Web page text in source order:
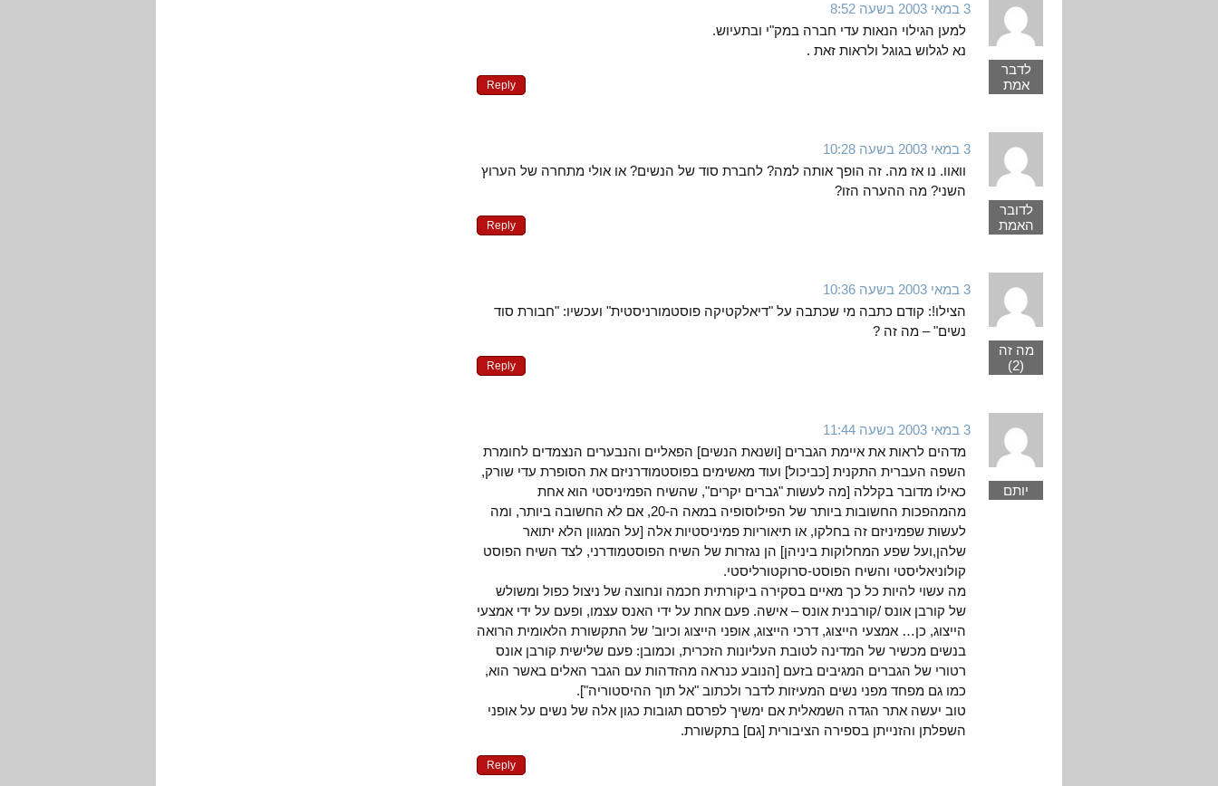
לדבר
אמת
3 במאי 2003 בשעה 8:52
למען הגילוי הנאות עדי חברה במק"י ובתעיוש.
נא לגלוש בגוגל ולראות זאת .
Reply
לדובר
האמת
3 במאי 2003 בשעה 10:28
וואוו. נו אז מה. זה הופך אותה למה? לחברת סוד של הנשים? או אולי מתחרה של הערוץ
השני? מה ההערה הזו?
Reply
מה זה
(2)
3 במאי 2003 בשעה 10:36
הצילו!: קודם כתבה מי שכתבה על "דיאלקטיקה פוסטמורניסטית" ועכשיו: "חבורת סוד
נשים" – מה זה ?
Reply
יותם
3 במאי 2003 בשעה 11:44
מדהים לראות את איימת הגברים [ושנאת הנשים] הפאליים והנבערים הנצמדים לחומרת
השפה העברית התקנית [כביכול] ועוד מאשימים בפוסטמודרניזם את הסופרת עדי שורק,
כאילו מדובר בקללה [מה לעשות "גברים יקרים", שהשיח הפמיניסטי הוא אחת
מהמהפכות החשובות ביותר של הפילוסופיה במאה ה-20, אם לא החשובה ביותר, ומה
לעשות שפמיניזם זה בחלקו, או תיאוריות פמיניסטיות אלה [על המגוון הלא יתואר
שלהן,ועל שפע המחלוקות ביניהן] הן נגזרות של השיח הפוסטמודרני, לצד השיח הפוסט
קולוניאליסטי והשיח הפוסט-סרוקטורליסטי.
מה עשוי להיות כל כך מאיים בסקירה ביקורתית חכמה ונחוצה של ניצול כפול ומשולש
של קורבן אונס /קורבנית אונס – אישה. פעם אחת על ידי האנס עצמו, ופעם על ידי אמצעי
הייצוג, כן… אמצעי הייצוג, דרכי הייצוג, אופני הייצוג וכיוב’ של התקשורת הלאומית הרואה
בנשים מכשיר של המדינה לטובת העליונות הזכרית, וכמובן: פעם שלישית קורבן אונס
רטורי של הגברים המגיבים בזעם [הנובע כנראה מהזדהות עם הגבר האלים באשר הוא,
כמו גם מפחד מפני נשים המעיזות לדבר ולכתוב "אל תוך ההיסטוריה"].
טוב יעשה אתר הגדה השמאלית אם ימשיך לפרסם תגובות כגון אלה של נשים על אופני
השפלתן והזנייתן בספירה הציבורית [גם] בתקשורת.
Reply